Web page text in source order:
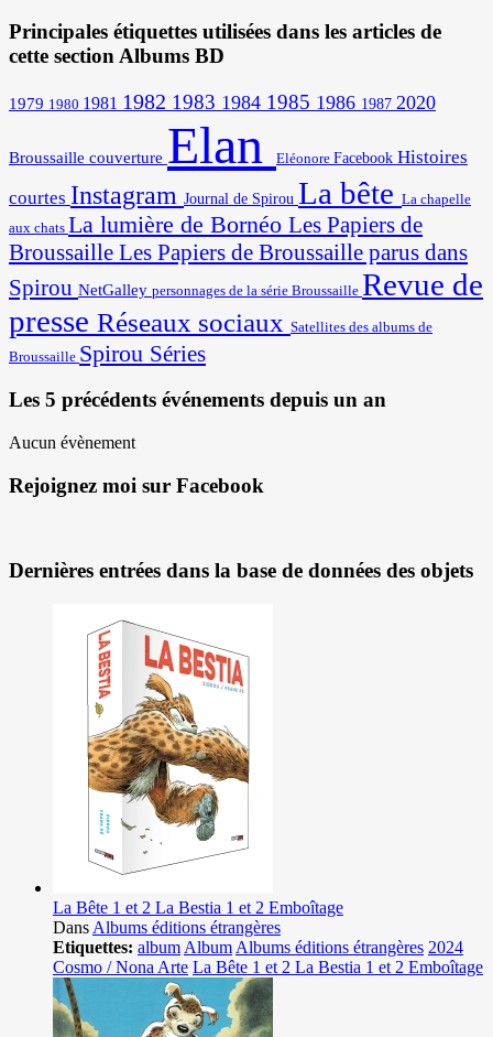
Principales étiquettes utilisées dans les articles de
cette section Albums BD
1979 1980 1981 1982 1983 1984 1985 1986 1987 2020
Broussaille couverture Elan Eléonore Facebook Histoires
courtes Instagram Journal de Spirou La bête La chapelle
aux chats La lumière de Bornéo Les Papiers de
Broussaille Les Papiers de Broussaille parus dans
Spirou NetGalley personnages de la série Broussaille Revue de
presse Réseaux sociaux Satellites des albums de
Broussaille Spirou Séries
Les 5 précédents événements depuis un an
Aucun évènement
Rejoignez moi sur Facebook
Dernières entrées dans la base de données des objets
La Bête 1 et 2 La Bestia 1 et 2 Emboîtage
Dans Albums éditions étrangères
Etiquettes: album Album Albums éditions étrangères 2024
Cosmo / Nona Arte La Bête 1 et 2 La Bestia 1 et 2 Emboîtage